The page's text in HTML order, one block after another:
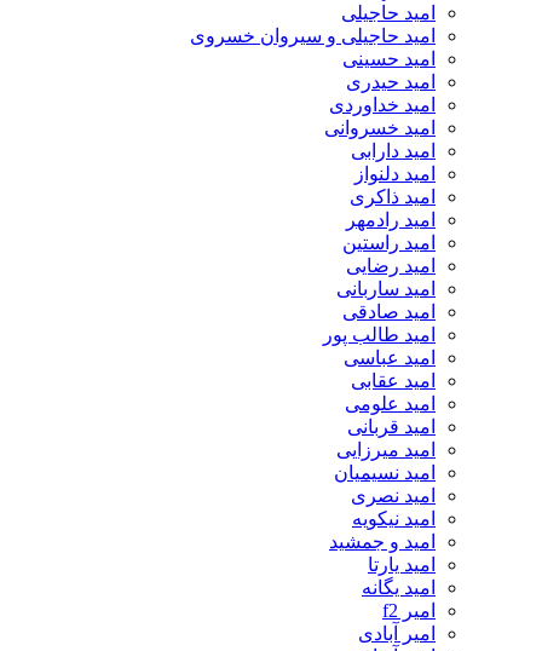
امید حاجیلی
امید حاجیلی و سیروان خسروی
امید حسینی
امید حیدری
امید خداوردی
امید خسروانی
امید دارابی
امید دلنواز
امید ذاکری
امید رادمهر
امید راستین
امید رضایی
امید ساربانی
امید صادقی
امید طالب پور
امید عباسی
امید عقابی
امید علومی
امید قربانی
امید میرزایی
امید نسیمیان
امید نصری
امید نیکویه
امید و جمشید
امید یارتا
امید یگانه
امیر f2
امیر آبادی